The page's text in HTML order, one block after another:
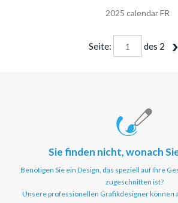
2025 calendar FR
Seite: des 2
Sie finden nicht, wonach
Benötigen Sie ein Design, das speziell auf Ihre
zugeschnitten ist?
Unsere professionellen Grafikdesigner können